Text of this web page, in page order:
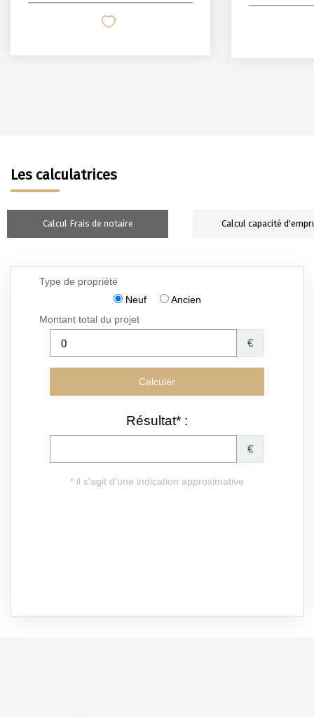
Les calculatrices
Calcul Frais de notaire Calcul capacité